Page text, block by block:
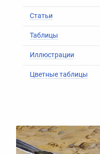
Статьи
Таблицы
Иллюстрации
Цветные таблицы